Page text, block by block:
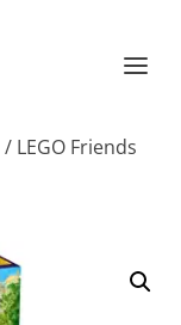
/ LEGO Friends